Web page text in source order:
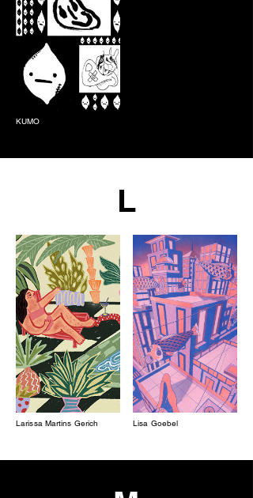
KUMO
L
Larissa Martins Gerich Lisa Goebel